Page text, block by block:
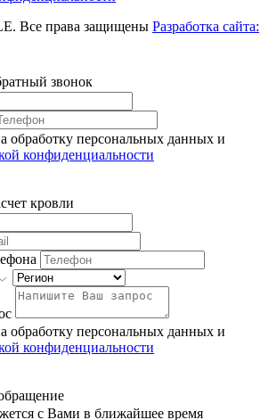
Все права защищены Разработка сайта:
звонок
обработку персональных данных и
конфиденциальности
кровли
обработку персональных данных и
конфиденциальности
с Вами в ближайшее время